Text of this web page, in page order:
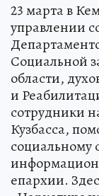
23 марта в
управлении
Социальной
области,
и
сотрудники
Кузбасса,
социальному
епархии.